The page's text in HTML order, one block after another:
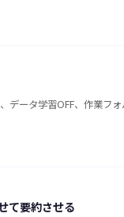
データ学習OFF、作業フ
て要約させる